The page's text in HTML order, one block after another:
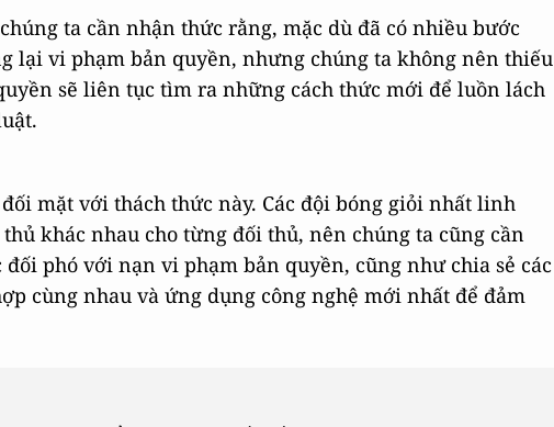
ta cần nhận thức rằng, mặc dù đã có nhiều bước
lại vi phạm bản quyền, nhưng chúng ta không nên thiếu
sẽ liên tục tìm ra những cách thức mới để luồn lách
mặt với thách thức này. Các đội bóng giỏi nhất linh
khác nhau cho từng đối thủ, nên chúng ta cũng cần
phó với nạn vi phạm bản quyền, cũng như chia sẻ các
cùng nhau và ứng dụng công nghệ mới nhất để đảm